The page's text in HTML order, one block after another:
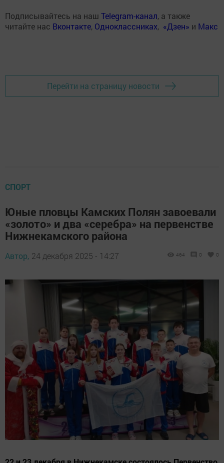
Подписывайтесь на наш Telegram-канал, а также
читайте нас Вконтакте, Одноклассниках, «Дзен» и Макс
Перейти на страницу новости
СПОРТ
Юные пловцы Камских Полян завоевали
«золото» и два «серебра» на первенстве
Нижнекамского района
Автор, 24 декабря 2025 - 14:27 464 0 0